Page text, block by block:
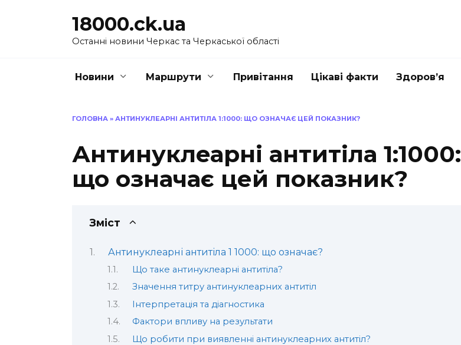
18000.ck.ua
Останні новини Черкас та Черкаської області
Новини Маршрути Привітання Цікаві факти Здоров’я
ГОЛОВНА » АНТИНУКЛЕАРНІ АНТИТІЛА 1:1000: ЩО ОЗНАЧАЄ ЦЕЙ ПОКАЗНИК?
Антинуклеарні антитіла 1:1000:
що означає цей показник?
Зміст
Антинуклеарні антитіла 1 1000: що означає?
Що таке антинуклеарні антитіла?
Значення титру антинуклеарних антитіл
Інтерпретація та діагностика
Фактори впливу на результати
Що робити при виявленні антинуклеарних антитіл?